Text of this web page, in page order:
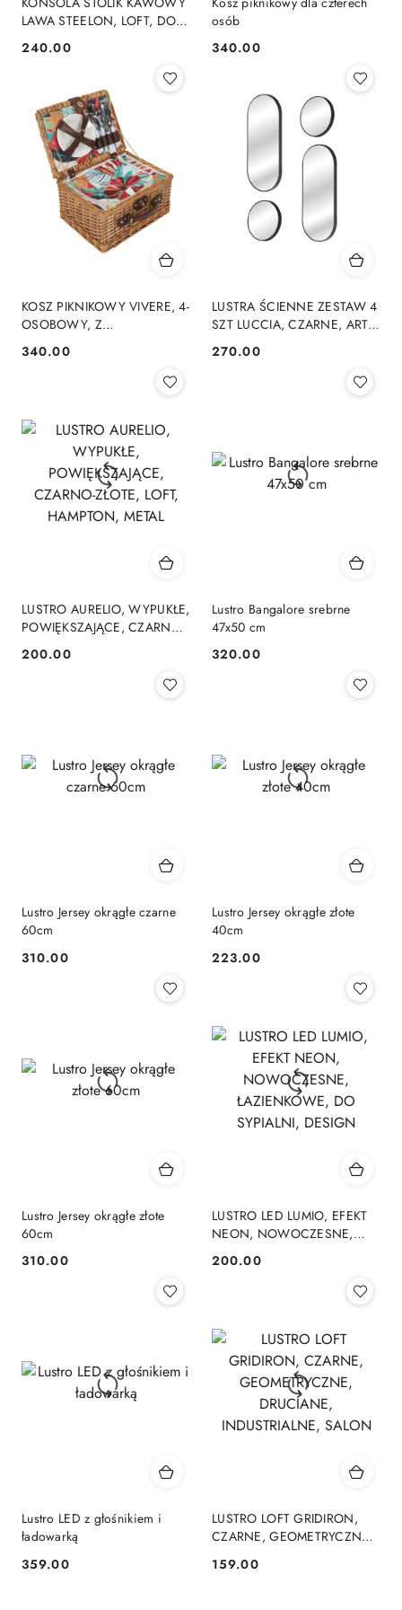
LAWA STEELON, LOFT, DO
SALONU, CZARNY, METAL,
MDF
Cena:
240.00
osób
Cena:
340.00
KOSZ PIKNIKOWY VIVERE, 4-
OSOBOWY, Z
WIKLINOWY, ZESTAW
Cena:
340.00
LUSTRA ŚCIENNE ZESTAW 4
SZT LUCCIA, CZARNE, ART
SZKŁO
Cena:
270.00
LUSTRO AURELIO, WYPUKŁE,
POWIĘKSZAJĄCE, CZARNO-
ZŁOTE, LOFT, HAMPTON,
METAL
Cena:
200.00
Lustro Bangalore srebrne
47x50 cm
Cena:
320.00
Lustro Jersey okrągłe czarne
60cm
Cena:
310.00
Lustro Jersey okrągłe złote
40cm
Cena:
223.00
Lustro Jersey okrągłe złote
60cm
Cena:
310.00
LUSTRO LED LUMIO, EFEKT
NEON, NOWOCZESNE,
DESIGN
Cena:
200.00
Lustro LED z głośnikiem i
ładowarką
Cena:
359.00
LUSTRO LOFT GRIDIRON,
CZARNE, GEOMETRYCZNE,
SALON
Cena:
159.00